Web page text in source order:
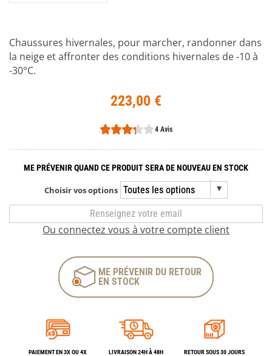
Chaussures hivernales, pour marcher, randonner dans
la neige et affronter des conditions hivernales de -10 à
-30°C.
223,00 €
4 Avis
ME PRÉVENIR QUAND CE PRODUIT SERA DE NOUVEAU EN STOCK
Choisir vos options
Ou connectez vous à votre compte client
ME PRÉVENIR DU RETOUR
EN STOCK
PAIEMENT EN 3X OU 4X LIVRAISON 24H À 48H RETOUR SOUS 30 JOURS